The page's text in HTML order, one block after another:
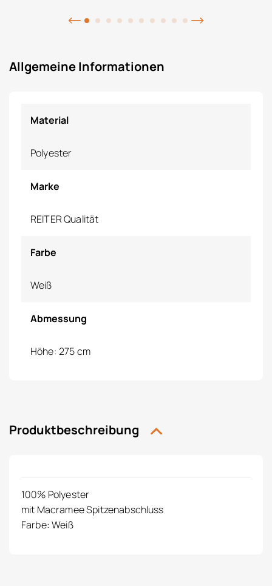
Allgemeine Informationen
Material
Polyester
Marke
REITER Qualität
Farbe
Weiß
Abmessung
Höhe: 275 cm
Produktbeschreibung
100% Polyester
mit Macramee Spitzenabschluss
Farbe: Weiß